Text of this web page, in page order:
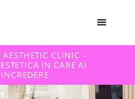
AESTHETIC CLINIC -
IN CARE AI
INCREDERE